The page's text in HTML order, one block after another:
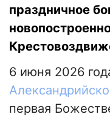
праздничное
6 июня 2026
первая